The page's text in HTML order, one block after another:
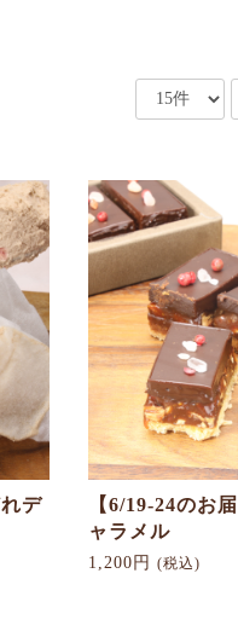
デ
【6/19-24のお
ャラメル
1,200円 (税込)